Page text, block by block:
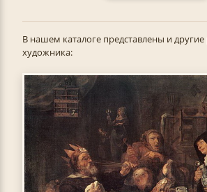
В нашем каталоге представлены и
художника: